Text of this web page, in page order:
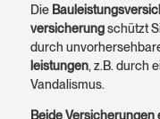
Die
versicherungschützt
durch
leistungen, z.B. durch
Vandalismus.
Beide